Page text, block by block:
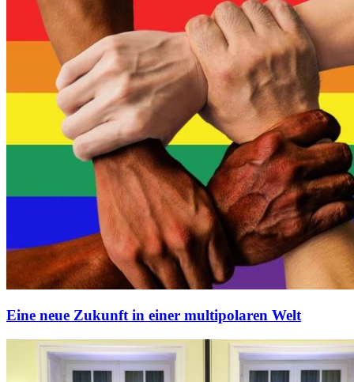
Eine neue Zukunft in einer multipolaren Welt